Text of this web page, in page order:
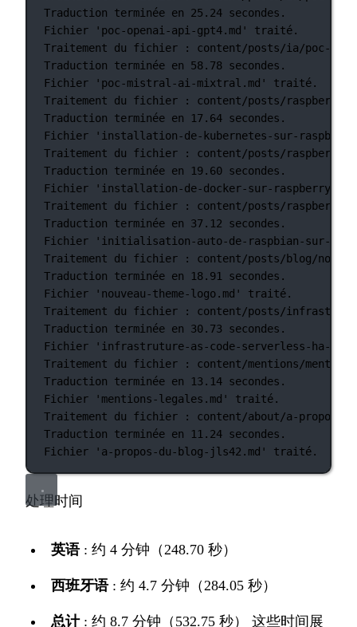
Traduction
terminée en 25.24 secondes.
Fichier
'poc-openai-api-gpt4.md'
traité.
Traitement
du fichier :
content/posts/ia/poc-
Traduction
terminée en 58.78 secondes.
Fichier
'poc-mistral-ai-mixtral.md'
traité.
Traitement
du fichier :
content/posts/
Traduction
terminée en 17.64 secondes.
Fichier
'installation-de-kubernetes-sur-
Traitement
du fichier :
content/posts/
Traduction
terminée en 19.60 secondes.
Fichier
'installation-de-docker-sur-raspberry-
Traitement
du fichier :
content/posts/
Traduction
terminée en 37.12
secondes.
Fichier
'initialisation-auto-de-raspbian-sur-
Traitement
du fichier :
content/posts/blog/
Traduction
terminée en 18.91
secondes.
Fichier
'nouveau-theme-logo.md'
traité.
Traitement
du fichier :
content/posts/
Traduction
terminée en 30.73
secondes.
Fichier
'infrastruture-as-code-serverless-ha-
Traitement
du fichier :
content/mentions/
Traduction
terminée en 13.14 secondes.
Fichier
'mentions-legales.md'
traité.
Traitement
du fichier :
content/about/a-propos-
Traduction
terminée en 11.24 secondes.
Fichier
'a-propos-du-blog-jls42.md' traité.
处理时间
英语: 约 4 分钟（248.70 秒）
西班牙语: 约 4.7 分钟（284.05 秒）
总计: 约 8.7 分钟（532.75 秒） 这些时间展